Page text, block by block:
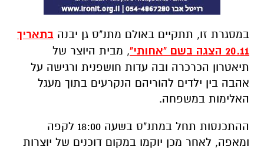
במסגרת זו, תתקיים באולם מתנ"ס גן יבנה בתאריך
20.11 הצגה בשם "אחותי"
, מבית היוצר של
תיאטרון הכרכרה ובה עדות חושפנית ורגישה על
אהבה בין ילדים להוריהם הנקרעים בתוך מעגל
האלימות במשפחה.
ההתכנסות תחל במתנ"ס בשעה 18:00 לקפה
ומאפה, לאחר מכן יוקמו במקום דוכנים של יוצרות